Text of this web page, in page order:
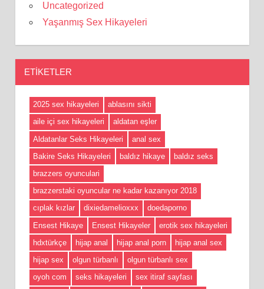
Uncategorized
Yaşanmış Sex Hikayeleri
ETIKETLER
2025 sex hikayeleri
ablasını sikti
aile içi sex hikayeleri
aldatan eşler
Aldatanlar Seks Hikayeleri
anal sex
Bakire Seks Hikayeleri
baldız hikaye
baldız seks
brazzers oyunculari
brazzerstaki oyuncular ne kadar kazanıyor 2018
cıplak kızlar
dixiedamelioxxx
doedaporno
Ensest Hikaye
Ensest Hikayeler
erotik sex hikayeleri
hdxtürkçe
hijap anal hijap anal porn
hijap anal sex
hijap sex
olgun türbanlı
olgun türbanlı sex
oyoh com
seks hikayeleri sex itiraf sayfası